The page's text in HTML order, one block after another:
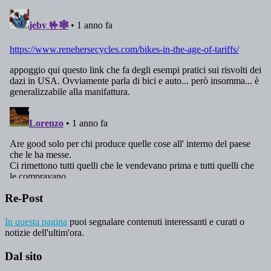
Re-Post
In questa pagina puoi segnalare contenuti interessanti e curati o
notizie dell'ultim'ora.
Dal sito